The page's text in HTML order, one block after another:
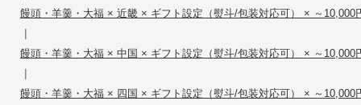
饅頭・羊羹・大福 × 近畿 × ギフト設定（熨斗/包装対応可） × ～10,000
|
饅頭・羊羹・大福 × 中国 × ギフト設定（熨斗/包装対応可） × ～10,000
|
饅頭・羊羹・大福 × 四国 × ギフト設定（熨斗/包装対応可） × ～10,000